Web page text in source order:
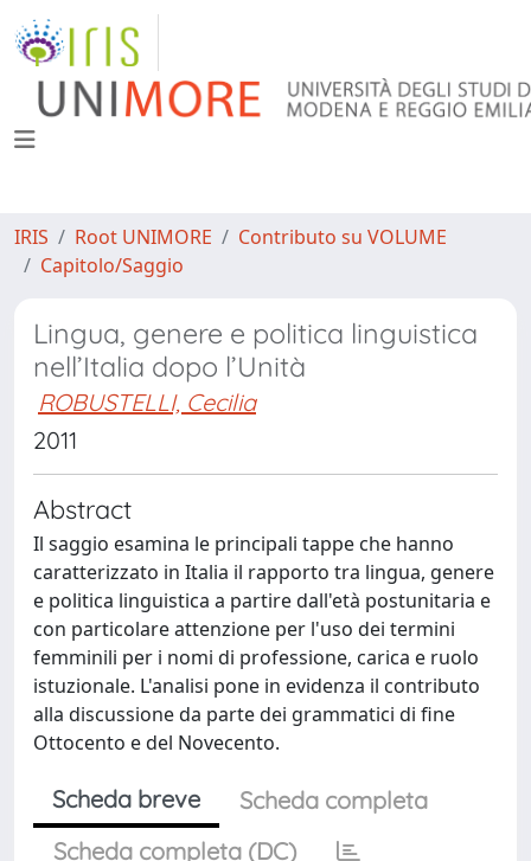
IRIS Root UNIMORE
Contributo su VOLUME
Capitolo/Saggio
Lingua, genere e politica linguistica
nell’Italia dopo l’Unità
ROBUSTELLI, Cecilia
2011
Abstract
Il saggio esamina le principali tappe che hanno
caratterizzato in Italia il rapporto tra lingua, genere
e politica linguistica a partire dall'età postunitaria e
con particolare attenzione per l'uso dei termini
femminili per i nomi di professione, carica e ruolo
istuzionale. L'analisi pone in evidenza il contributo
alla discussione da parte dei grammatici di fine
Ottocento e del Novecento.
Scheda breve
Scheda completa
Scheda completa (DC)